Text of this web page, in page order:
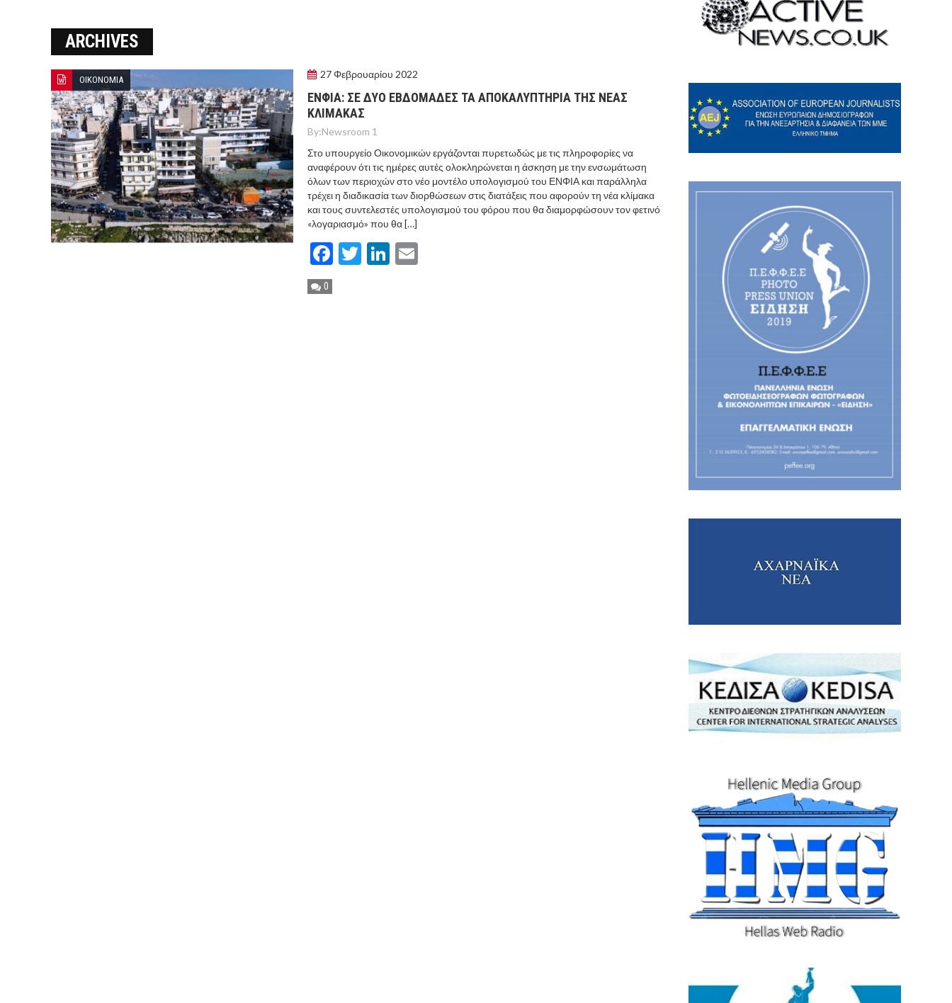
ARCHIVES
ΟΙΚΟΝΟΜΙΑ 27 Φεβρουαρίου 2022
ΕΝΦΙΑ: ΣΕ ΔΥΟ ΕΒΔΟΜΑΔΕΣ ΤΑ ΑΠΟΚΑΛΥΠΤΗΡΙΑ ΤΗΣ ΝΕΑΣ
ΚΛΙΜΑΚΑΣ
By:Newsroom 1
Στο υπουργείο Οικονομικών εργάζονται πυρετωδώς με τις πληροφορίες να
αναφέρουν ότι τις ημέρες αυτές ολοκληρώνεται η άσκηση με την ενσωμάτωση
όλων των περιοχών στο νέο μοντέλο υπολογισμού του ΕΝΦΙΑ και παράλληλα
τρέχει η διαδικασία των διορθώσεων στις διατάξεις που αφορούν τη νέα κλίμακα
και τους συντελεστές υπολογισμού του φόρου που θα διαμορφώσουν τον φετινό
«λογαριασμό» που θα […]
Facebook
TwitterLinkedIn
0